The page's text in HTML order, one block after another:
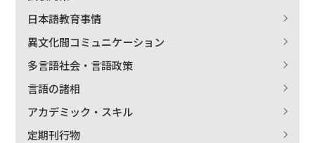
日本語教育事情
異文化間コミュニケーション
多言語社会・言語政策
言語の諸相
アカデミック・スキル
定期刊行物